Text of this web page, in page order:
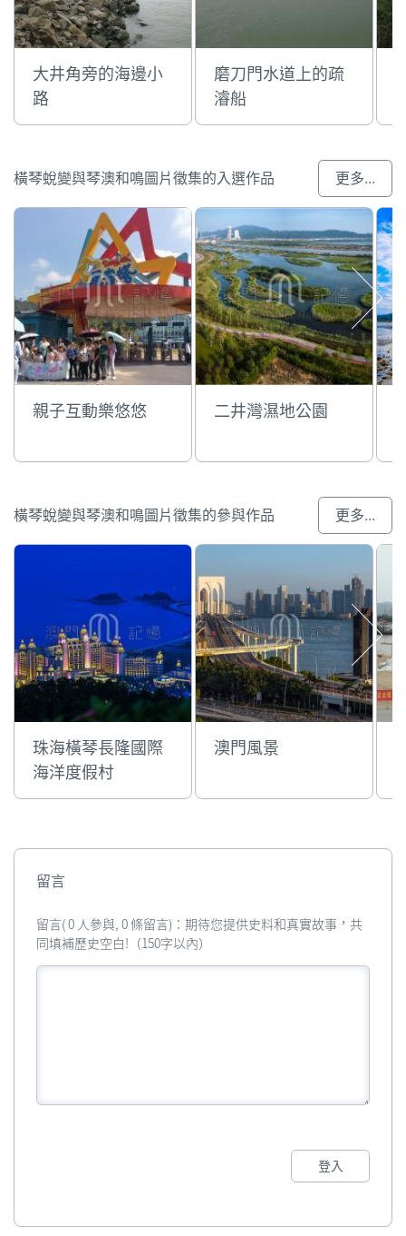
大井角旁的海邊小
路
磨刀門水道上的疏
濬船
橫琴蛻變與琴澳和鳴圖片徵集的入選作品 更多...
親子互動樂悠悠 二井灣濕地公園
橫琴蛻變與琴澳和鳴圖片徵集的參與作品 更多...
珠海橫琴長隆國際
海洋度假村
澳門風景
留言
留言( 0 人參與, 0 條留言)：期待您提供史料和真實故事，共
同填補歷史空白!（150字以內）
登入